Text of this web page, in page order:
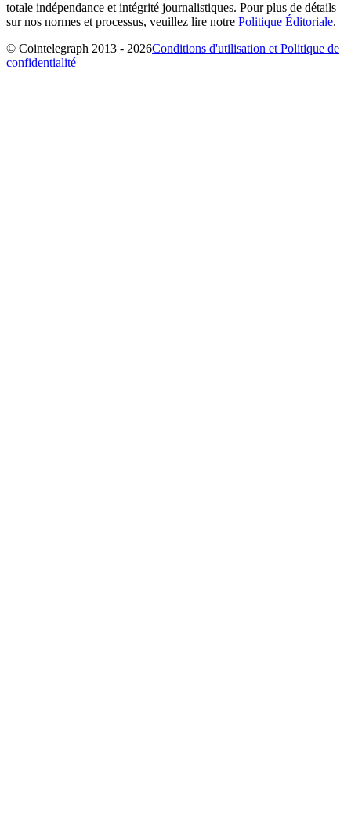
totale indépendance et intégrité journalistiques. Pour plus de détails
sur nos normes et processus, veuillez lire notre Politique Éditoriale.
© Cointelegraph 2013 - 2026Conditions d'utilisation et Politique de
confidentialité